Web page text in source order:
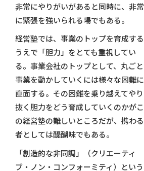
非常にやりがいがあると同時に、非常
に緊張を強いられる場でもある。
経営塾では、事業のトップを育成する
うえで「胆力」をとても重視してい
る。事業会社のトップとして、丸ごと
事業を動かしていくには様々な困難に
直面する。その困難を乗り越えてやり
抜く胆力をどう育成していくのかがこ
の経営塾の難しいところだが、携わる
者としては醍醐味でもある。
「創造的な非同調」（クリエーティ
ブ・ノン・コンフォーミティ）という